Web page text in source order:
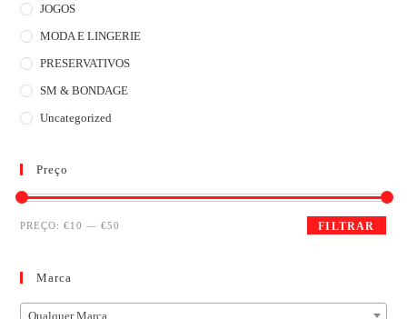
JOGOS
MODA E LINGERIE
PRESERVATIVOS
SM & BONDAGE
Uncategorized
Preço
FILTRAR
PREÇO:€10 —€50
Marca
Qualquer Marca